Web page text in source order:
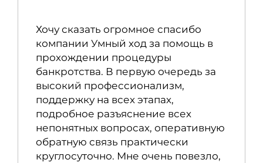
Хочу сказать огромное спасибо
компании Умный ход за помощь в
прохождении процедуры
банкротства. В первую очередь за
высокий профессионализм,
поддержку на всех этапах,
подробное разъяснение всех
непонятных вопросах, оперативную
обратную связь практически
круглосуточно. Мне очень повезло,